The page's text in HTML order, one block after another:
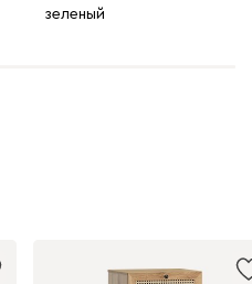
зеленый